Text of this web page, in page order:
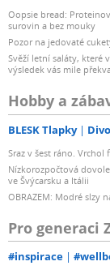
Oopsie bread:
surovin a bez mouky
Pozor na jedovaté
Svěží letní saláty, které
výsledek vás mile
Hobby a
BLESK Tlapky
Sraz v šest ráno.
Nízkorozpočtová
ve Švýcarsku a Itálii
OBRAZEM: Modré slzy
Pro generaci
#inspirace